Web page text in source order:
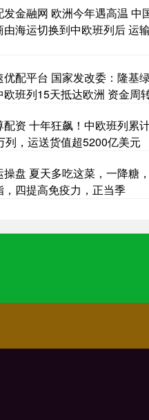
发金融网 欧洲今年遇高温 中
由海运切换到中欧班列后 运
优配平台 国家发改委：隆基
欧班列15天抵达欧洲 资金周
配资 十年狂飙！中欧班列累
列，运送货值超5200亿美元
操盘 夏天多吃这菜，一降糖
，四提高免疫力，正当季